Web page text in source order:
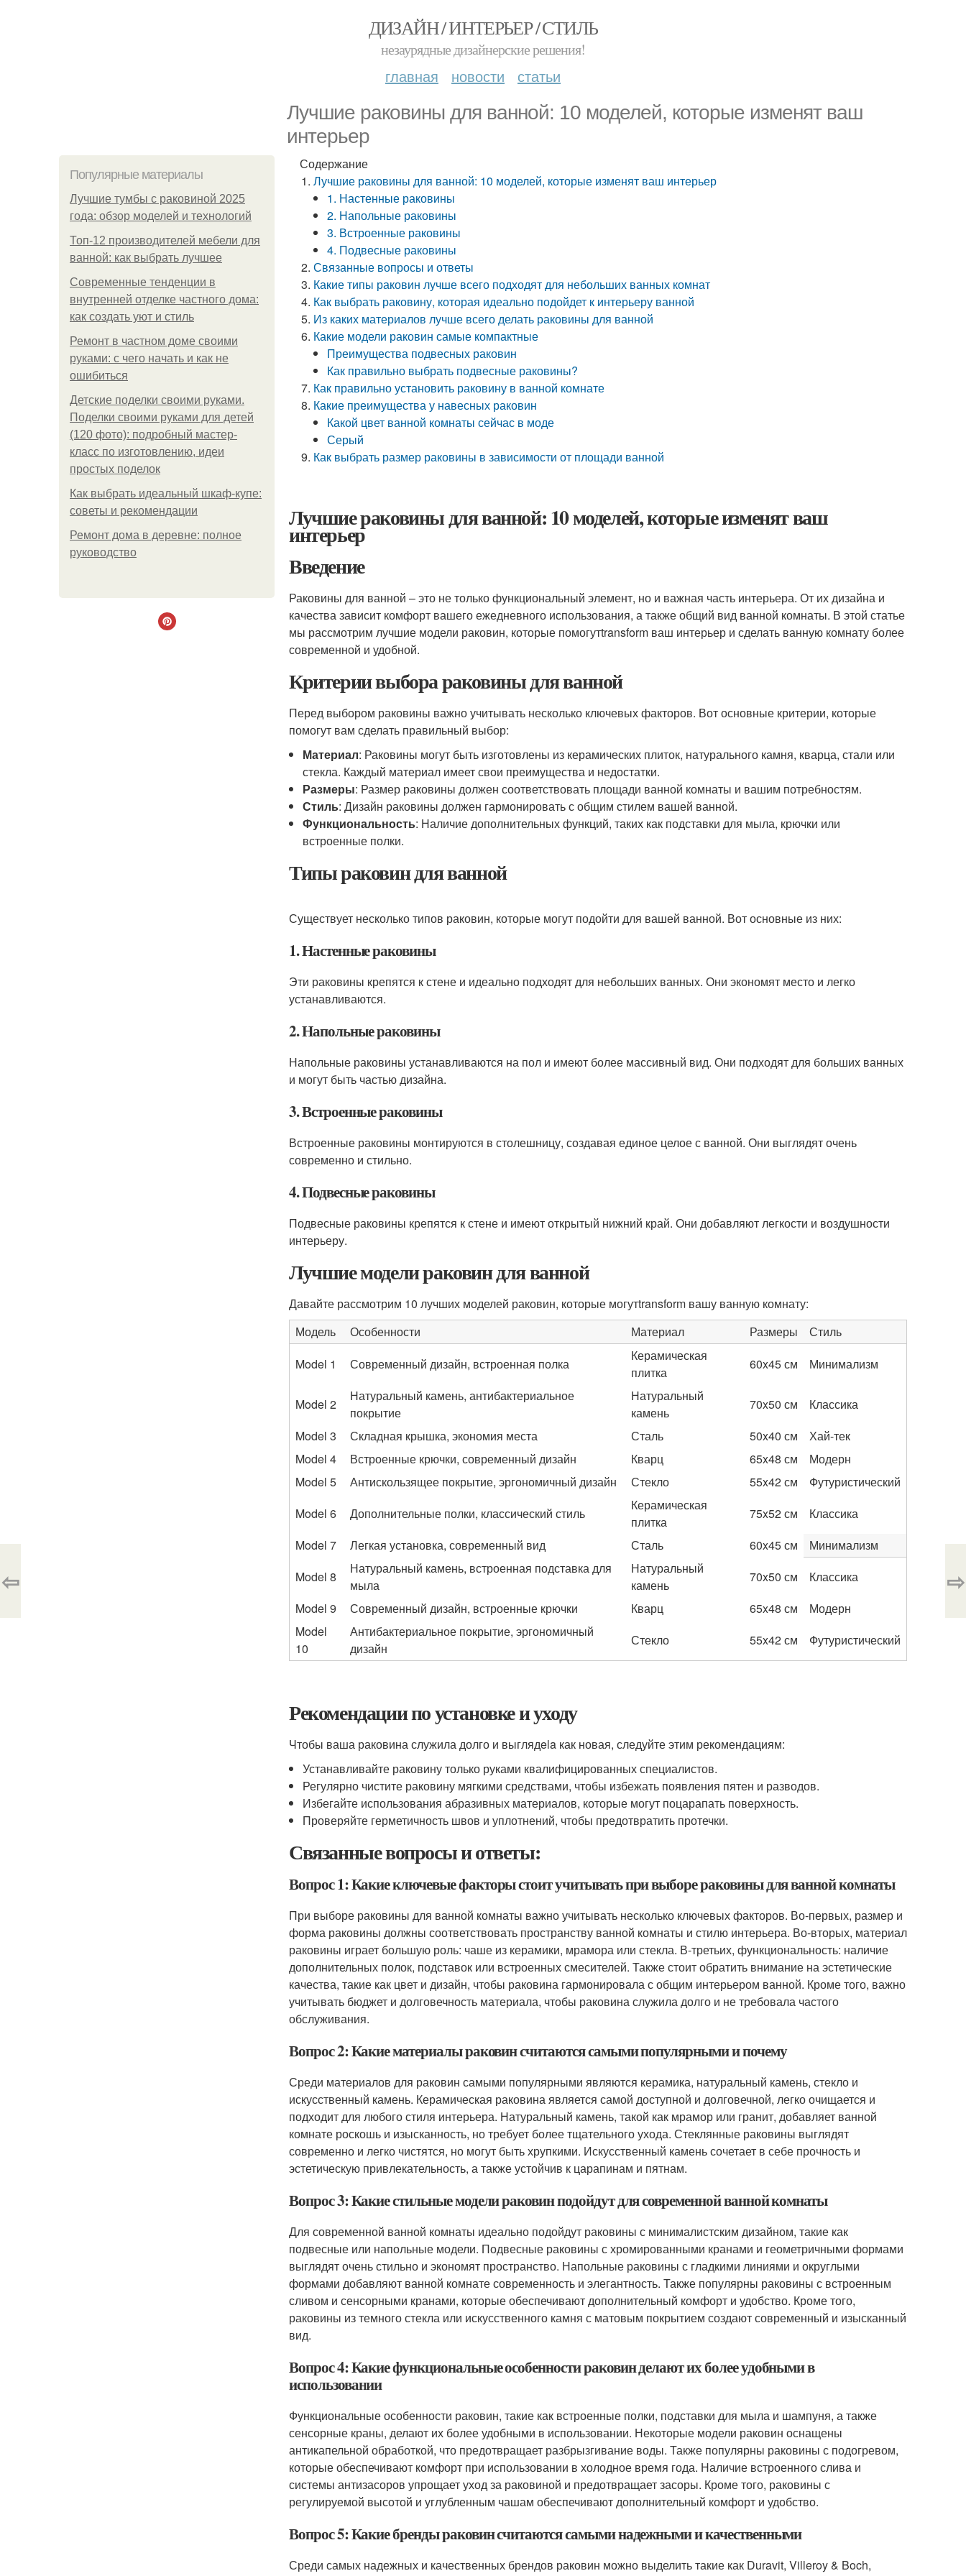
ДИЗАЙН / ИНТЕРЬЕР / СТИЛЬ
незаурядные дизайнерские решения!
главная новости статьи
Лучшие раковины для ванной: 10 моделей, которые изменят ваш
интерьер
Популярные материалы
Лучшие тумбы с раковиной 2025
года: обзор моделей и технологий
Топ-12 производителей мебели для
ванной: как выбрать лучшее
Современные тенденции в
внутренней отделке частного дома:
как создать уют и стиль
Ремонт в частном доме своими
руками: с чего начать и как не
ошибиться
Детские поделки своими руками.
Поделки своими руками для детей
(120 фото): подробный мастер-
класс по изготовлению, идеи
простых поделок
Как выбрать идеальный шкаф-купе:
советы и рекомендации
Ремонт дома в деревне: полное
руководство
Содержание
Лучшие раковины для ванной: 10 моделей, которые изменят ваш интерьер
1. Настенные раковины
2. Напольные раковины
3. Встроенные раковины
4. Подвесные раковины
Связанные вопросы и ответы
Какие типы раковин лучше всего подходят для небольших ванных комнат
Как выбрать раковину, которая идеально подойдет к интерьеру ванной
Из каких материалов лучше всего делать раковины для ванной
Какие модели раковин самые компактные
Преимущества подвесных раковин
Как правильно выбрать подвесные раковины?
Как правильно установить раковину в ванной комнате
Какие преимущества у навесных раковин
Какой цвет ванной комнаты сейчас в моде
Серый
Как выбрать размер раковины в зависимости от площади ванной
Лучшие раковины для ванной: 10 моделей, которые изменят ваш
интерьер
Введение
Раковины для ванной – это не только функциональный элемент, но и важная часть интерьера. От их дизайна и
качества зависит комфорт вашего ежедневного использования, а также общий вид ванной комнаты. В этой статье
мы рассмотрим лучшие модели раковин, которые помогутtransform ваш интерьер и сделать ванную комнату более
современной и удобной.
Критерии выбора раковины для ванной
Перед выбором раковины важно учитывать несколько ключевых факторов. Вот основные критерии, которые
помогут вам сделать правильный выбор:
Материал: Раковины могут быть изготовлены из керамических плиток, натурального камня, кварца, стали или
стекла. Каждый материал имеет свои преимущества и недостатки.
Размеры: Размер раковины должен соответствовать площади ванной комнаты и вашим потребностям.
Стиль: Дизайн раковины должен гармонировать с общим стилем вашей ванной.
Функциональность: Наличие дополнительных функций, таких как подставки для мыла, крючки или
встроенные полки.
Типы раковин для ванной
Существует несколько типов раковин, которые могут подойти для вашей ванной. Вот основные из них:
1. Настенные раковины
Эти раковины крепятся к стене и идеально подходят для небольших ванных. Они экономят место и легко
устанавливаются.
2. Напольные раковины
Напольные раковины устанавливаются на пол и имеют более массивный вид. Они подходят для больших ванных
и могут быть частью дизайна.
3. Встроенные раковины
Встроенные раковины монтируются в столешницу, создавая единое целое с ванной. Они выглядят очень
современно и стильно.
4. Подвесные раковины
Подвесные раковины крепятся к стене и имеют открытый нижний край. Они добавляют легкости и воздушности
интерьеру.
Лучшие модели раковин для ванной
Давайте рассмотрим 10 лучших моделей раковин, которые могутtransform вашу ванную комнату:
Модель
Особенности Материал Размеры
Стиль
Model 1
Современный дизайн, встроенная полка
Керамическая
плитка
60x45 см Минимализм
Model 2
Натуральный камень, антибактериальное
покрытие
Натуральный
камень
70x50 см
Классика
Model 3
Складная крышка, экономия места Сталь 50x40 см
Хай-тек
Model 4
Встроенные крючки, современный дизайн Кварц 65x48 см
Модерн
Model 5
Антискользящее покрытие, эргономичный дизайн Стекло 55x42 см
Футуристический
Model 6
Дополнительные полки, классический стиль
Керамическая
плитка
75x52 см
Классика
Model 7
Легкая установка, современный вид Сталь 60x45 см
Минимализм
Model 8
Натуральный камень, встроенная подставка для
мыла
Натуральный
камень
70x50 см
Классика
Model 9
Современный дизайн, встроенные крючки Кварц 65x48 см
Модерн
Model
10
Антибактериальное покрытие, эргономичный
дизайн
Стекло 55x42 см Футуристический
Рекомендации по установке и уходу
Чтобы ваша раковина служила долго и выглядela как новая, следуйте этим рекомендациям:
Устанавливайте раковину только руками квалифицированных специалистов.
Регулярно чистите раковину мягкими средствами, чтобы избежать появления пятен и разводов.
Избегайте использования абразивных материалов, которые могут поцарапать поверхность.
Проверяйте герметичность швов и уплотнений, чтобы предотвратить протечки.
Связанные вопросы и ответы:
Вопрос 1: Какие ключевые факторы стоит учитывать при выборе раковины для ванной комнаты
При выборе раковины для ванной комнаты важно учитывать несколько ключевых факторов. Во-первых, размер и
форма раковины должны соответствовать пространству ванной комнаты и стилю интерьера. Во-вторых, материал
раковины играет большую роль: чаше из керамики, мрамора или стекла. В-третьих, функциональность: наличие
дополнительных полок, подставок или встроенных смесителей. Также стоит обратить внимание на эстетические
качества, такие как цвет и дизайн, чтобы раковина гармонировала с общим интерьером ванной. Кроме того, важно
учитывать бюджет и долговечность материала, чтобы раковина служила долго и не требовала частого
обслуживания.
Вопрос 2: Какие материалы раковин считаются самыми популярными и почему
Среди материалов для раковин самыми популярными являются керамика, натуральный камень, стекло и
искусственный камень. Керамическая раковина является самой доступной и долговечной, легко очищается и
подходит для любого стиля интерьера. Натуральный камень, такой как мрамор или гранит, добавляет ванной
комнате роскошь и изысканность, но требует более тщательного ухода. Стеклянные раковины выглядят
современно и легко чистятся, но могут быть хрупкими. Искусственный камень сочетает в себе прочность и
эстетическую привлекательность, а также устойчив к царапинам и пятнам.
Вопрос 3: Какие стильные модели раковин подойдут для современной ванной комнаты
Для современной ванной комнаты идеально подойдут раковины с минималистским дизайном, такие как
подвесные или напольные модели. Подвесные раковины с хромированными кранами и геометричными формами
выглядят очень стильно и экономят пространство. Напольные раковины с гладкими линиями и округлыми
формами добавляют ванной комнате современность и элегантность. Также популярны раковины с встроенным
сливом и сенсорными кранами, которые обеспечивают дополнительный комфорт и удобство. Кроме того,
раковины из темного стекла или искусственного камня с матовым покрытием создают современный и изысканный
вид.
Вопрос 4: Какие функциональные особенности раковин делают их более удобными в
использовании
Функциональные особенности раковин, такие как встроенные полки, подставки для мыла и шампуня, а также
сенсорные краны, делают их более удобными в использовании. Некоторые модели раковин оснащены
антикапельной обработкой, что предотвращает разбрызгивание воды. Также популярны раковины с подогревом,
которые обеспечивают комфорт при использовании в холодное время года. Наличие встроенного слива и
системы антизасоров упрощает уход за раковиной и предотвращает засоры. Кроме того, раковины с
регулируемой высотой и углубленным чашам обеспечивают дополнительный комфорт и удобство.
Вопрос 5: Какие бренды раковин считаются самыми надежными и качественными
Среди самых надежных и качественных брендов раковин можно выделить такие как Duravit, Villeroy & Boch,
⇦ ⇨